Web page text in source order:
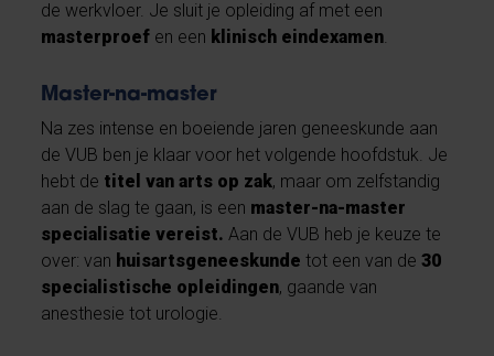
de werkvloer. Je sluit je opleiding af met een
masterproef en een klinisch eindexamen
Master-na-master
Na zes intense en boeiende jaren geneeskunde aan
de VUB ben je klaar voor het volgende hoofdstuk. Je
hebt de titel van arts op zak, maar om zelfstandig
aan de slag te gaan, is een master-na-master
specialisatie vereist. Aan de VUB heb je keuze te
over: van huisartsgeneeskunde tot een van de30
specialistische opleidingen, gaande van
anesthesie tot urologie. ​